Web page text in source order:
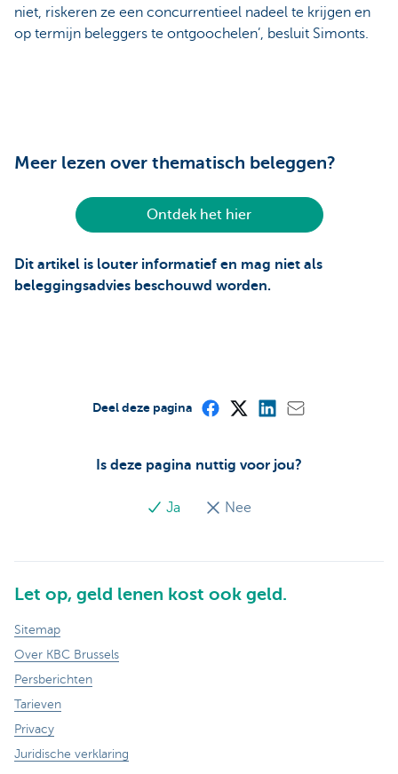
niet, riskeren ze een concurrentieel nadeel te krijgen en
op termijn beleggers te ontgoochelen’, besluit Simonts.
Meer lezen over thematisch beleggen?
Ontdek het hier
Dit artikel is louter informatief en mag niet als
beleggingsadvies beschouwd worden.
Is deze pagina nuttig voor jou?
Ja Nee
Deel deze pagina
Let op, geld lenen kost ook geld.
Sitemap
Over KBC Brussels
Persberichten
Tarieven
Privacy
Juridische verklaring